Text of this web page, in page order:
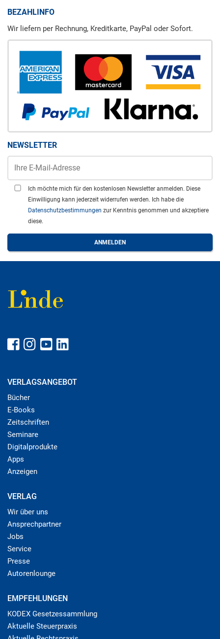
BEZAHLINFO
Wir liefern per Rechnung, Kreditkarte, PayPal oder Sofort.
NEWSLETTER
Ich möchte mich für den kostenlosen Newsletter anmelden. Diese
Einwilligung kann jederzeit widerrufen werden. Ich habe die
Datenschutzbestimmungen zur Kenntnis genommen und akzeptiere
diese.
VERLAGSANGEBOT
Bücher
E-Books
Zeitschriften
Seminare
Digitalprodukte
Apps
Anzeigen
VERLAG
Wir über uns
Ansprechpartner
Jobs
Service
Presse
Autorenlounge
EMPFEHLUNGEN
KODEX Gesetzessammlung
Aktuelle Steuerpraxis